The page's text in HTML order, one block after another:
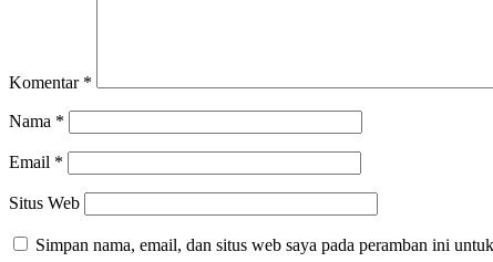
Komentar *
Nama *
Email *
Situs Web
Simpan nama, email, dan situs web saya pada peramban ini